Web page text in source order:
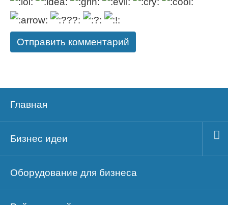
Главная
Бизнес идеи
Оборудование для бизнеса